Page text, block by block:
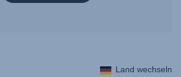
Land wechseln